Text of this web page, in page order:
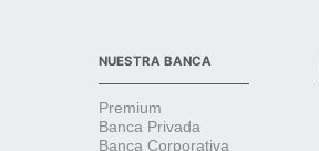
NUESTRA BANCA
Premium
Banca Privada
Banca Corporativa